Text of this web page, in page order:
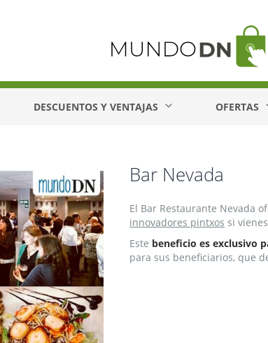
DESCUENTOS Y VENTAJAS OFERTAS
Bar Nevada
El Bar Restaurante Nevada
innovadores pintxos si
Este beneficio es exclusivo
para sus beneficiarios, que